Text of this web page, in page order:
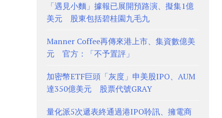
「遇見小麵」據報已展開預路演、擬集1億
美元 股東包括碧桂園九毛九
Manner Coffee再傳來港上市、集資數億美
元 官方：「不予置評」
加密幣ETF巨頭「灰度」申美股IPO、AUM
達350億美元 股票代號GRAY
量化派5次遞表終通過港IPO聆訊、擁電商